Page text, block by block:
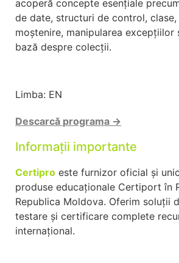
acoperă concepte esențiale
de date, structuri de control,
moștenire, manipularea excepțiilor
bază despre colecții.
Limba: EN
Descarcă programa →
Informații importante
Certipro este furnizor oficial și
produse educaționale Certiport în
Republica Moldova. Oferim soluții
testare și certificare complete
internațional.